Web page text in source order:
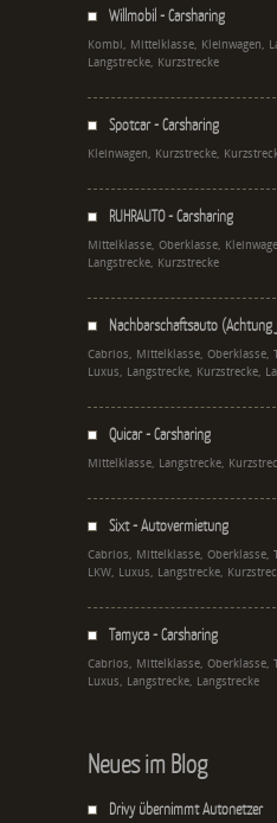
Willmobil - Carsharing
Kombi, Mittelklasse, Kleinwagen,
Langstrecke, Kurzstrecke
Spotcar - Carsharing
Kleinwagen, Kurzstrecke,
RUHRAUTO - Carsharing
Mittelklasse, Oberklasse,
Langstrecke, Kurzstrecke
Nachbarschaftsauto (Achtung
Cabrios, Mittelklasse, Oberklasse,
Luxus, Langstrecke, Kurzstrecke,
Quicar - Carsharing
Mittelklasse, Langstrecke,
Sixt - Autovermietung
Cabrios, Mittelklasse, Oberklasse,
LKW, Luxus, Langstrecke,
Tamyca - Carsharing
Cabrios, Mittelklasse, Oberklasse,
Luxus, Langstrecke, Langstrecke
Neues im Blog
Drivy übernimmt Autonetzer